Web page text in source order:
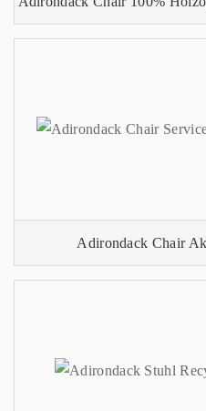
Adirondack Chair